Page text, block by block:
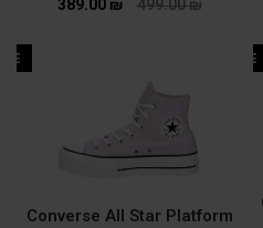
499.00₪
389.00 ₪
SALE
Converse All Star Platform